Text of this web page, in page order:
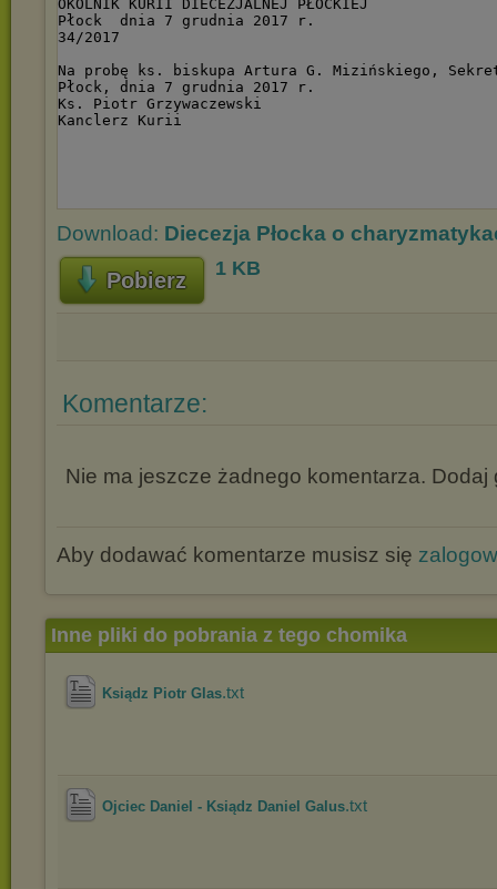
Download: Diecezja Płocka o
Pobierz 1 KB
Komentarze:
Nie ma jeszcze żadnego komentarza. Dodaj
Aby dodawać komentarze musisz się
Inne pliki do pobrania z tego chomika
Ksiądz Piotr Glas.txt
Ojciec Daniel - Ksiądz Daniel Galus.txt